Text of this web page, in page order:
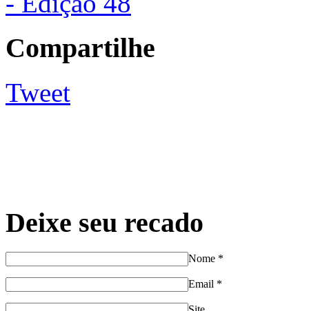
Compartilhe
Tweet
Deixe seu recado
Nome *
Email *